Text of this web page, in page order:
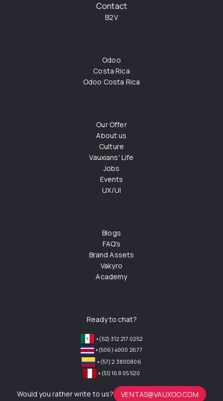
Contact
B2V
Odoo
Costa Rica
Odoo Costa Rica
Our Offer
About us
Culture
Vauxians' Life
Jobs
Events
UX/UI
Blogs
FAQ's
Brand Assets
Vakyro
Academy
Ready to chat?
+(52) 312 217 0252
+(506) 4000 2677
+(57) 2 3800806
+(51) 168 05 520
Would you rather write to us? VENTAS@VAUXOO.COM